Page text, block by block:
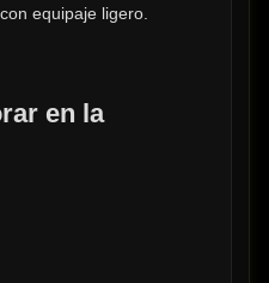
equipaje ligero.
en la